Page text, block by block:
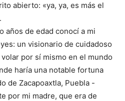
abierto: «ya, ya, es más el
años de edad conocí a mi
un visionario de cuidadoso
por sí mismo en el mundo
haría una notable fortuna
de Zacapoaxtla, Puebla -
por mi madre, que era de